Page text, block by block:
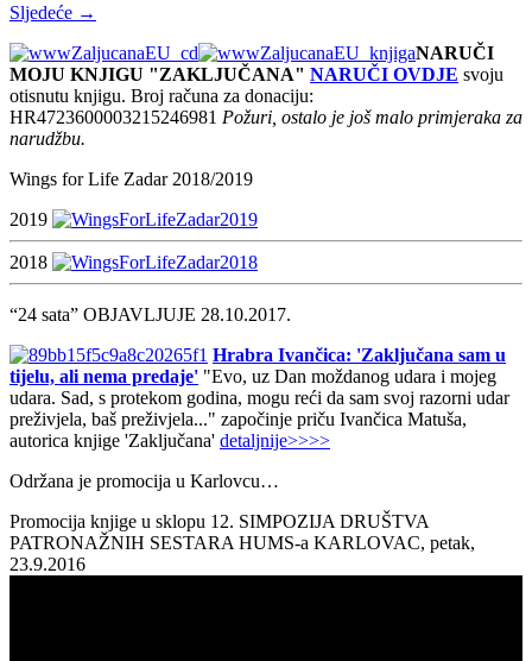
Sljedeće →
NARUČI
MOJU KNJIGU "ZAKLJUČANA" NARUČI OVDJE svoju
otisnutu knjigu. Broj računa za donaciju:
HR4723600003215246981 Požuri, ostalo je još malo primjeraka za
narudžbu.
Wings for Life Zadar 2018/2019
2019
2018
“24 sata” OBJAVLJUJE 28.10.2017.
Hrabra Ivančica: 'Zaključana sam u
tijelu, ali nema predaje' "Evo, uz Dan moždanog udara i mojeg
udara. Sad, s protekom godina, mogu reći da sam svoj razorni udar
preživjela, baš preživjela..." započinje priču Ivančica Matuša,
autorica knjige 'Zaključana' detaljnije>>>>
Održana je promocija u Karlovcu…
Promocija knjige u sklopu 12. SIMPOZIJA DRUŠTVA
PATRONAŽNIH SESTARA HUMS-a KARLOVAC, petak,
23.9.2016